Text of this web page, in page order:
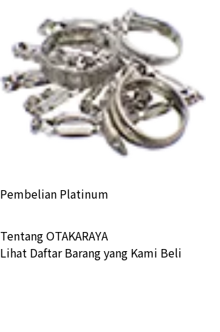
Pembelian Platinum
Tentang OTAKARAYA
Lihat Daftar Barang yang Kami Beli